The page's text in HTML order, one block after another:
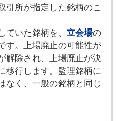
引所が指定した銘柄のこ
ていた銘柄を、 立会場の
す。上場廃止の可能性が
解除され、上場廃止が決
移行します。監理銘柄に
なく、一般の銘柄と同じ